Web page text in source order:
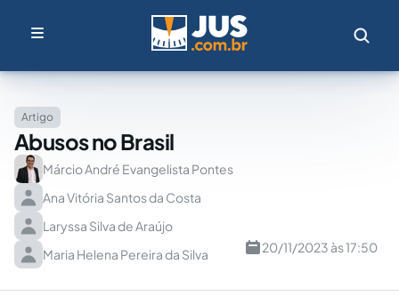
Artigo
Abusos no Brasil
Márcio André Evangelista Pontes
Ana Vitória Santos da Costa
Laryssa Silva de Araújo
Maria Helena Pereira da Silva
20/11/2023 às 17:50